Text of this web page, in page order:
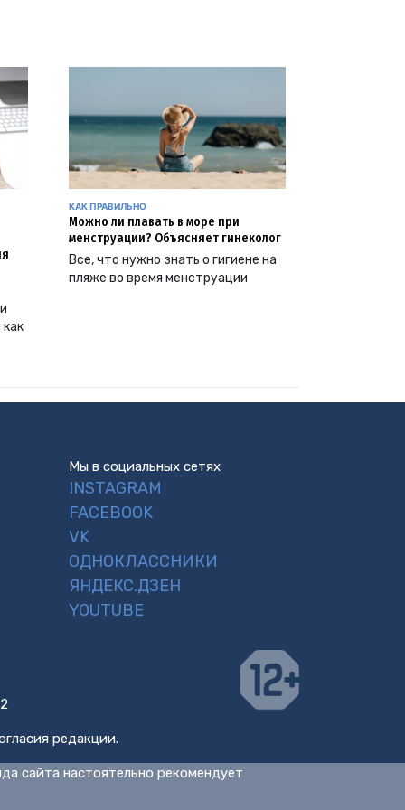
КАК ПРАВИЛЬНО
Можно ли плавать в море при
менструации? Объясняет гинеколог
Все, что нужно знать о гигиене на
пляже во время менструации
Мы в социальных сетях
INSTAGRAM
FACEBOOK
VK
ОДНОКЛАССНИКИ
ЯНДЕКС.ДЗЕН
YOUTUBE
редакции.
сайта настоятельно рекомендует